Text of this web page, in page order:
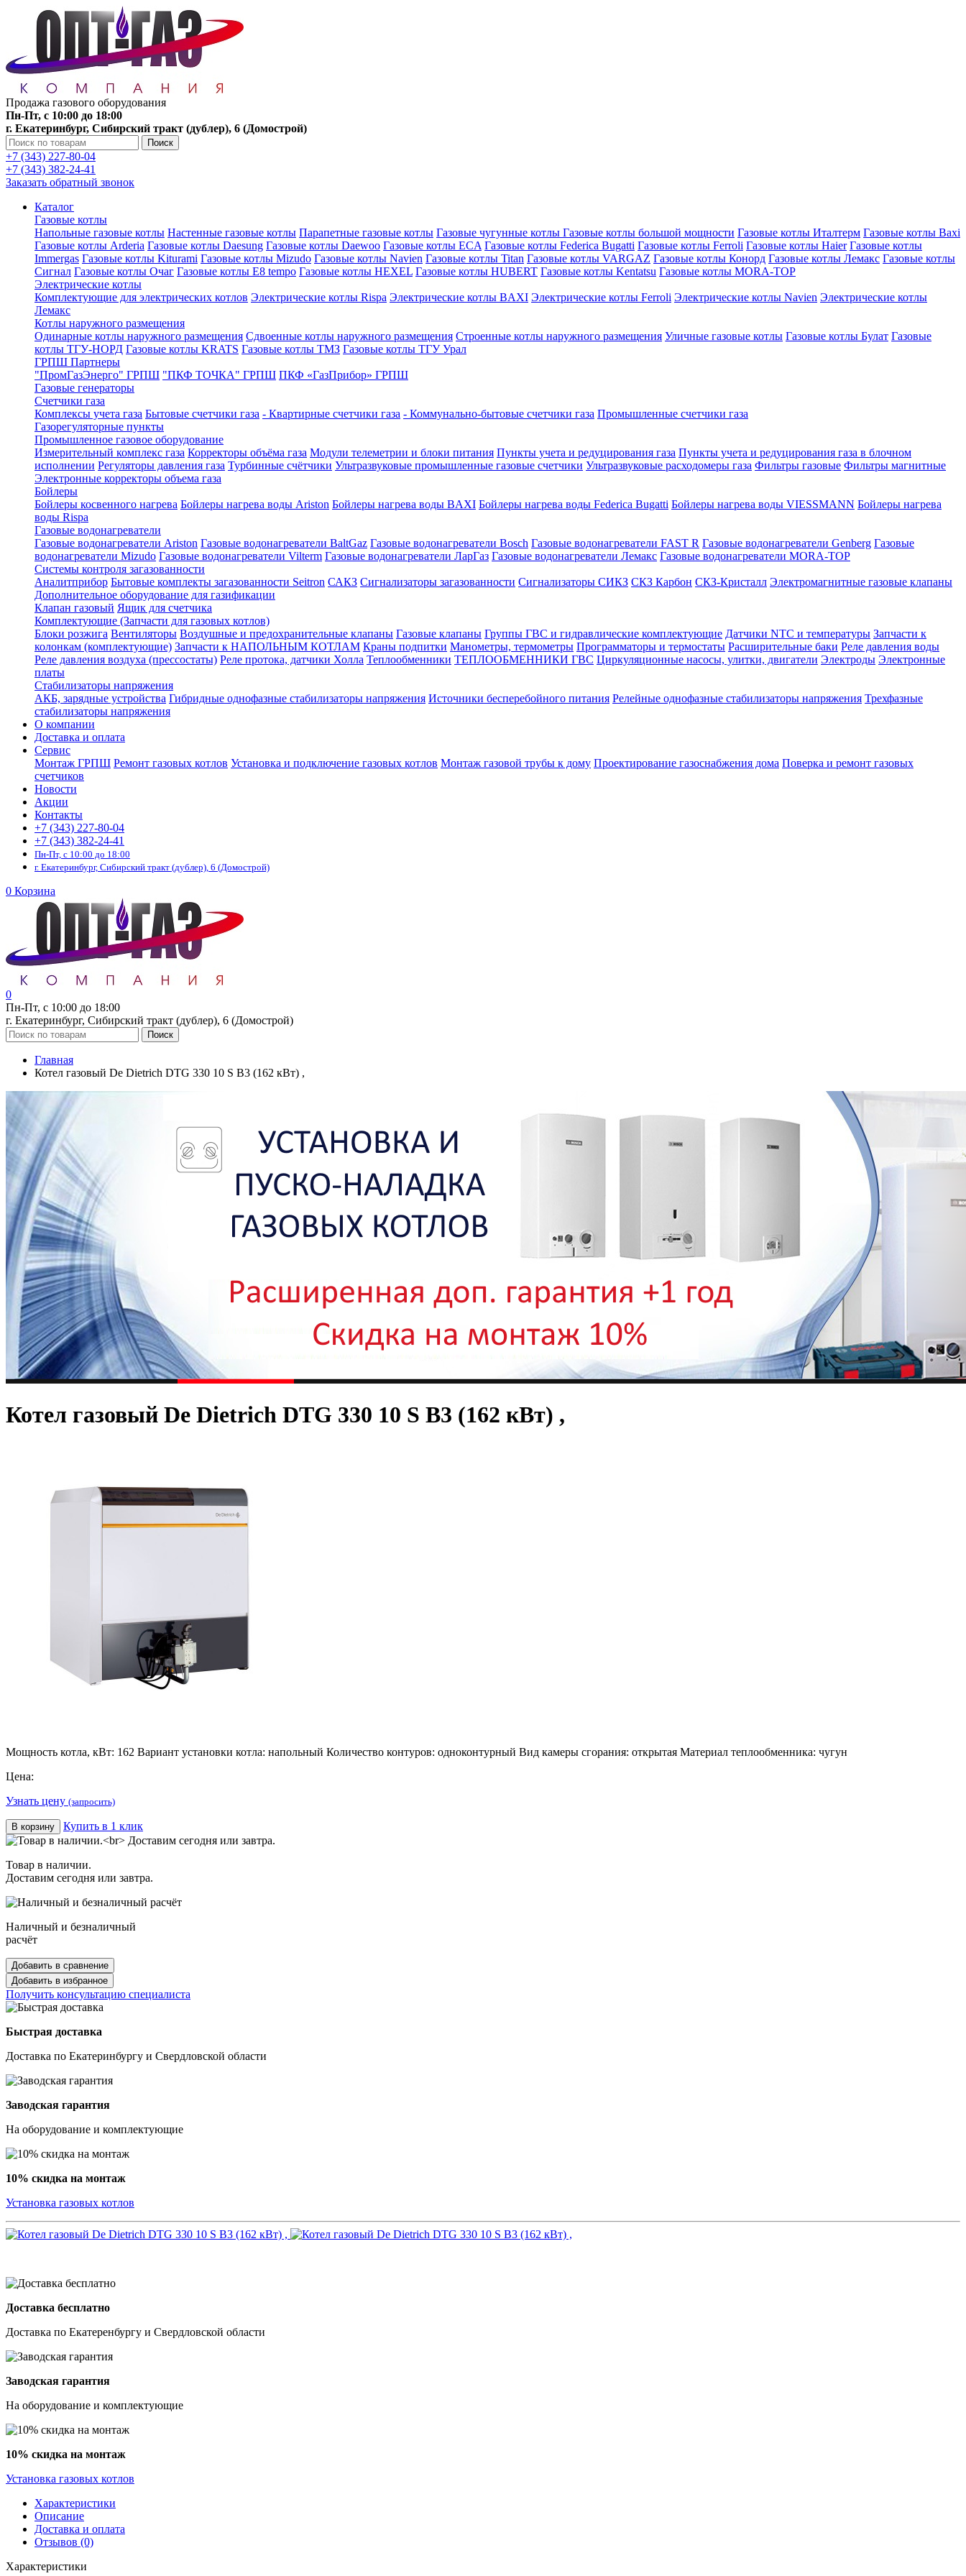
Продажа газового оборудования
Пн-Пт, с 10:00 до 18:00
г. Екатеринбург, Сибирский тракт (дублер), 6 (Домострой)
Поиск
+7 (343) 227-80-04
+7 (343) 382-24-41
Заказать обратный звонок
Каталог
Газовые котлы
Напольные газовые котлы Настенные газовые котлы Парапетные газовые котлы Газовые чугунные котлы Газовые котлы большой мощности Газовые котлы Италтерм Газовые котлы Baxi
Газовые котлы Arderia Газовые котлы Daesung Газовые котлы Daewoo Газовые котлы ECA Газовые котлы Federica Bugatti Газовые котлы Ferroli Газовые котлы Haier Газовые котлы
Immergas Газовые котлы Kiturami Газовые котлы Mizudo Газовые котлы Navien Газовые котлы Titan Газовые котлы VARGAZ Газовые котлы Конорд Газовые котлы Лемакс Газовые котлы
Сигнал Газовые котлы Очаг Газовые котлы E8 tempo Газовые котлы HEXEL Газовые котлы HUBERT Газовые котлы Kentatsu Газовые котлы MORA-TOP
Электрические котлы
Комплектующие для электрических котлов Электрические котлы Rispa Электрические котлы BAXI Электрические котлы Ferroli Электрические котлы Navien Электрические котлы
Лемакс
Котлы наружного размещения
Одинарные котлы наружного размещения Сдвоенные котлы наружного размещения Строенные котлы наружного размещения Уличные газовые котлы Газовые котлы Булат Газовые
котлы ТГУ-НОРД Газовые котлы KRATS Газовые котлы ТМЗ Газовые котлы ТГУ Урал
ГРПШ Партнеры
"ПромГазЭнерго" ГРПШ "ПКФ ТОЧКА" ГРПШ ПКФ «ГазПрибор» ГРПШ
Газовые генераторы
Счетчики газа
Комплексы учета газа Бытовые счетчики газа - Квартирные счетчики газа - Коммунально-бытовые счетчики газа Промышленные счетчики газа
Газорегуляторные пункты
Промышленное газовое оборудование
Измерительный комплекс газа Корректоры объёма газа Модули телеметрии и блоки питания Пункты учета и редуцирования газа Пункты учета и редуцирования газа в блочном
исполнении Регуляторы давления газа Турбинные счётчики Ультразвуковые промышленные газовые счетчики Ультразвуковые расходомеры газа Фильтры газовые Фильтры магнитные
Электронные корректоры объема газа
Бойлеры
Бойлеры косвенного нагрева Бойлеры нагрева воды Ariston Бойлеры нагрева воды BAXI Бойлеры нагрева воды Federica Bugatti Бойлеры нагрева воды VIESSMANN Бойлеры нагрева
воды Rispa
Газовые водонагреватели
Газовые водонагреватели Ariston Газовые водонагреватели BaltGaz Газовые водонагреватели Bosch Газовые водонагреватели FAST R Газовые водонагреватели Genberg Газовые
водонагреватели Mizudo Газовые водонагреватели Vilterm Газовые водонагреватели ЛарГаз Газовые водонагреватели Лемакс Газовые водонагреватели MORA-TOP
Системы контроля загазованности
Аналитприбор Бытовые комплекты загазованности Seitron САКЗ Сигнализаторы загазованности Сигнализаторы СИКЗ СКЗ Карбон СКЗ-Кристалл Электромагнитные газовые клапаны
Дополнительное оборудование для газификации
Клапан газовый Ящик для счетчика
Комплектующие (Запчасти для газовых котлов)
Блоки розжига Вентиляторы Воздушные и предохранительные клапаны Газовые клапаны Группы ГВС и гидравлические комплектующие Датчики NTC и температуры Запчасти к
колонкам (комплектующие) Запчасти к НАПОЛЬНЫМ КОТЛАМ Краны подпитки Манометры, термометры Программаторы и термостаты Расширительные баки Реле давления воды
Реле давления воздуха (прессостаты) Реле протока, датчики Холла Теплообменники ТЕПЛООБМЕННИКИ ГВС Циркуляционные насосы, улитки, двигатели Электроды Электронные
платы
Стабилизаторы напряжения
АКБ, зарядные устройства Гибридные однофазные стабилизаторы напряжения Источники бесперебойного питания Релейные однофазные стабилизаторы напряжения Трехфазные
стабилизаторы напряжения
О компании
Доставка и оплата
Сервис
Монтаж ГРПШ Ремонт газовых котлов Установка и подключение газовых котлов Монтаж газовой трубы к дому Проектирование газоснабжения дома Поверка и ремонт газовых
счетчиков
Новости
Акции
Контакты
+7 (343) 227-80-04
+7 (343) 382-24-41
Пн-Пт, с 10:00 до 18:00
г. Екатеринбург, Сибирский тракт (дублер), 6 (Домострой)
0 Корзина
0
Пн-Пт, с 10:00 до 18:00
г. Екатеринбург, Сибирский тракт (дублер), 6 (Домострой)
Поиск
Главная
Котел газовый De Dietrich DTG 330 10 S B3 (162 кВт) ,
Котел газовый De Dietrich DTG 330 10 S B3 (162 кВт) ,
Мощность котла, кВт: 162 Вариант установки котла: напольный Количество контуров: одноконтурный Вид камеры сгорания: открытая Материал теплообменника: чугун
Цена:
Узнать цену (запросить)
В корзину Купить в 1 клик
Товар в наличии.
Доставим сегодня или завтра.
Наличный и безналичный
расчёт
Добавить в сравнение
Добавить в избранное
Получить консультацию специалиста
Быстрая доставка
Доставка по Екатеринбургу и Свердловской области
Заводская гарантия
На оборудование и комплектующие
10% скидка на монтаж
Установка газовых котлов
Доставка бесплатно
Доставка по Екатеренбургу и Свердловской области
Заводская гарантия
На оборудование и комплектующие
10% скидка на монтаж
Установка газовых котлов
Характеристики
Описание
Доставка и оплата
Отзывов (0)
Характеристики